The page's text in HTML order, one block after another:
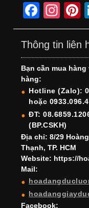
F
a
c
e
b
o
o
k
In
st
a
gr
a
m
e
Thông tin liên
Bạn cần mua
hàng:
Hotline (Zalo):
hoặc
ĐT:
(BP.CSKH)
Địa chỉ: 8/29
Thạnh, TP. HCM
Website: https://
Mail:
Facebook: